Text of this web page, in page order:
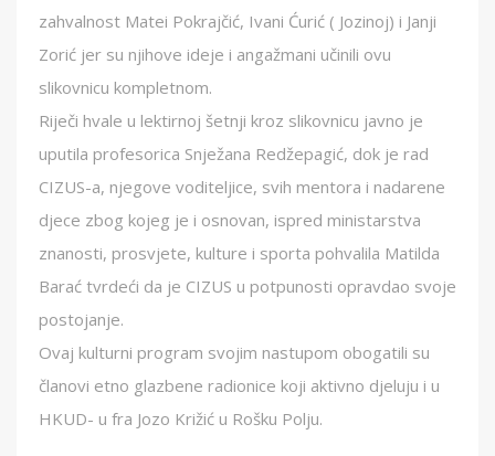
zahvalnost Matei Pokrajčić, Ivani Ćurić ( Jozinoj) i Janji
Zorić jer su njihove ideje i angažmani učinili ovu
slikovnicu kompletnom.
Riječi hvale u lektirnoj šetnji kroz slikovnicu javno je
uputila profesorica Snježana Redžepagić, dok je rad
CIZUS-a, njegove voditeljice, svih mentora i nadarene
djece zbog kojeg je i osnovan, ispred ministarstva
znanosti, prosvjete, kulture i sporta pohvalila Matilda
Barać tvrdeći da je CIZUS u potpunosti opravdao svoje
postojanje.
Ovaj kulturni program svojim nastupom obogatili su
članovi etno glazbene radionice koji aktivno djeluju i u
HKUD- u fra Jozo Križić u Rošku Polju.